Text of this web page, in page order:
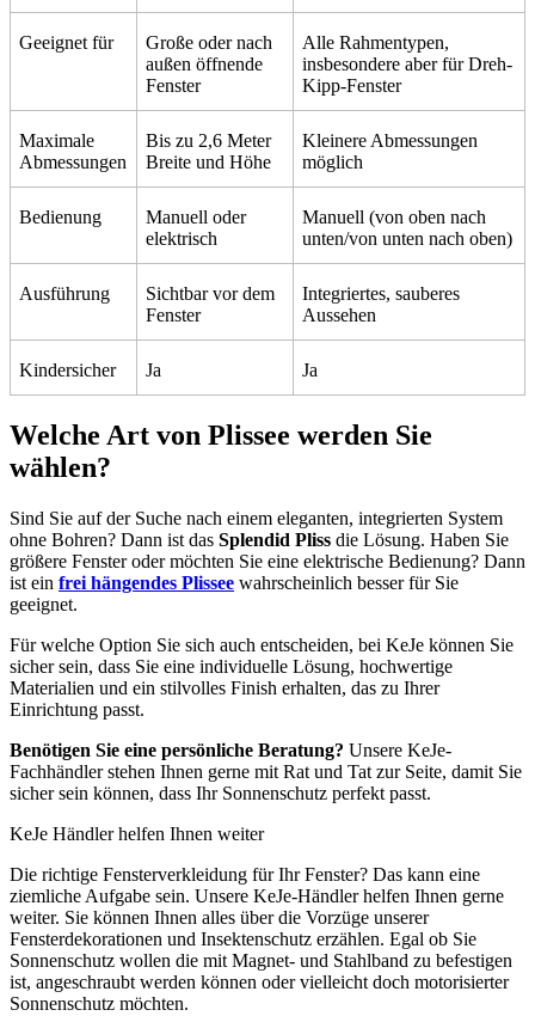
Geeignet für
Große oder nach
außen öffnende
Fenster
Alle Rahmentypen,
insbesondere aber für Dreh-
Kipp-Fenster
Maximale
Abmessungen
Bis zu 2,6 Meter
Breite und Höhe
Kleinere Abmessungen
möglich
Bedienung
Manuell oder
elektrisch
Manuell (von oben nach
unten/von unten nach oben)
Ausführung
Sichtbar vor dem
Fenster
Integriertes, sauberes
Aussehen
Kindersicher Ja Ja
Welche Art von Plissee werden Sie
wählen?
Sind Sie auf der Suche nach einem eleganten, integrierten System
ohne Bohren? Dann ist das Splendid Pliss die Lösung. Haben Sie
größere Fenster oder möchten Sie eine elektrische Bedienung? Dann
ist ein frei hängendes Plissee wahrscheinlich besser für Sie
geeignet.
Für welche Option Sie sich auch entscheiden, bei KeJe können Sie
sicher sein, dass Sie eine individuelle Lösung, hochwertige
Materialien und ein stilvolles Finish erhalten, das zu Ihrer
Einrichtung passt.
Benötigen Sie eine persönliche Beratung? Unsere KeJe-
Fachhändler stehen Ihnen gerne mit Rat und Tat zur Seite, damit Sie
sicher sein können, dass Ihr Sonnenschutz perfekt passt.
KeJe Händler helfen Ihnen weiter
Die richtige Fensterverkleidung für Ihr Fenster? Das kann eine
ziemliche Aufgabe sein. Unsere KeJe-Händler helfen Ihnen gerne
weiter. Sie können Ihnen alles über die Vorzüge unserer
Fensterdekorationen und Insektenschutz erzählen. Egal ob Sie
Sonnenschutz wollen die mit Magnet- und Stahlband zu befestigen
ist, angeschraubt werden können oder vielleicht doch motorisierter
Sonnenschutz möchten.